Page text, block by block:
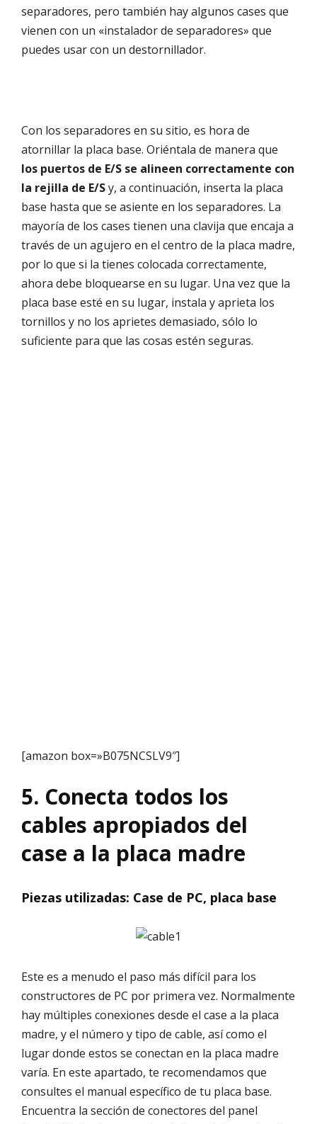
separadores, pero también hay algunos cases que
vienen con un «instalador de separadores» que
puedes usar con un destornillador.
Con los separadores en su sitio, es hora de
atornillar la placa base. Oriéntala de manera que
los puertos de E/S se alineen correctamente con
la rejilla de E/Sy, a continuación, inserta la placa
base hasta que se asiente en los separadores. La
mayoría de los cases tienen una clavija que encaja a
través de un agujero en el centro de la placa madre,
por lo que si la tienes colocada correctamente,
ahora debe bloquearse en su lugar. Una vez que la
placa base esté en su lugar, instala y aprieta los
tornillos y no los aprietes demasiado, sólo lo
suficiente para que las cosas estén seguras.
[amazon box=»B075NCSLV9″]
5. Conecta todos los
cables apropiados del
case a la placa madre
Piezas utilizadas: Case de PC, placa base
Este es a menudo el paso más difícil para los
constructores de PC por primera vez. Normalmente
hay múltiples conexiones desde el case a la placa
madre, y el número y tipo de cable, así como el
lugar donde estos se conectan en la placa madre
varía. En este apartado, te recomendamos que
consultes el manual específico de tu placa base.
Encuentra la sección de conectores del panel